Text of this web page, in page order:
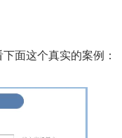
面这个真实的案例：